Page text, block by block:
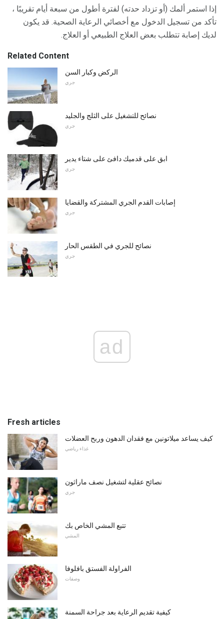
إذا استمر ألمك (أو تزداد حدته) لفترة أطول من سبعة أيام تقريبًا ،
تأكد من تسجيل الدخول مع أخصائي الرعاية الصحية. قد يكون
لديك إصابة تتطلب بعض العلاج الطبيعي أو العلاج.
Related Content
الركض وكبار السن
جري
نصائح للتشغيل على الثلج والجليد
جري
ابق على قدميك دافئ على شتاء يدير
جري
إصابات القدم الجري المشتركة والقضايا
جري
نصائح للجري في الطقس الحار
جري
ad
Fresh articles
كيف يساعد ميلاتونين مع فقدان الدهون وربح العضلات
غذاء رياضي
نصائح عقلية لتشغيل نصف ماراثون
جري
تتبع المشي الخاص بك
المشي
الفراولة الفستق بافلوفا
وصفات
كيفية تقديم الرعاية بعد جراحة السمنة